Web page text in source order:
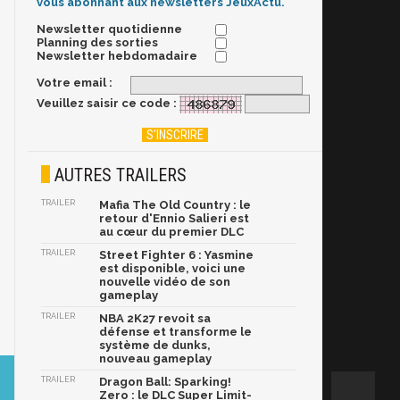
Newsletter quotidienne
Planning des sorties
Newsletter hebdomadaire
Votre email :
Veuillez saisir ce code :
AUTRES TRAILERS
TRAILER
Mafia The Old Country : le
retour d'Ennio Salieri est
au cœur du premier DLC
TRAILER
Street Fighter 6 : Yasmine
est disponible, voici une
nouvelle vidéo de son
gameplay
TRAILER
NBA 2K27 revoit sa
défense et transforme le
système de dunks,
nouveau gameplay
TRAILER
Dragon Ball: Sparking!
Zero : le DLC Super Limit-